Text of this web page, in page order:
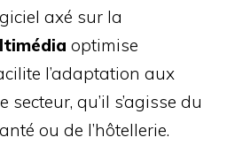
axé sur la
optimise
l’adaptation aux
qu’il s’agisse du
ou de l’hôtellerie.